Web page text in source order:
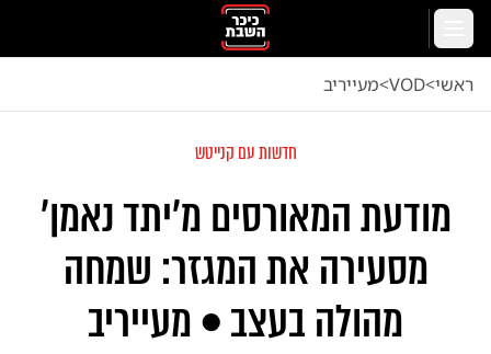
דלג לתוכן הראשי
ראשי<
VOD
<מעייריב
חדשות עם קנייטש
מודעת המאורסים מ'יתד נאמן'
מסעירה את המגזר: שמחה
מהולה בעצב • מעייריב